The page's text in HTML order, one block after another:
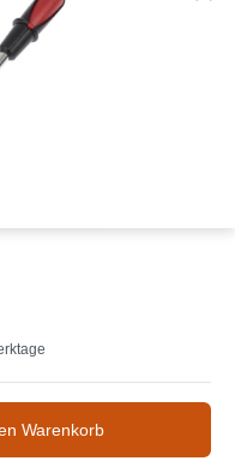
Warenkorb